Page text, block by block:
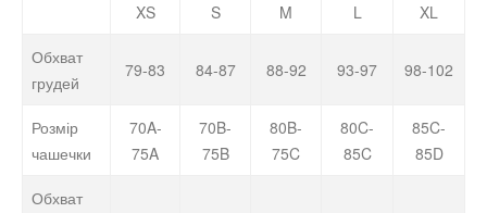
XS S M L XL
Обхват
грудей
79-83 84-87 88-92 93-97 98-102
Розмір
чашечки
70A-
75A
70B-
75B
80B-
75C
80C-
85C
85C-
85D
Обхват